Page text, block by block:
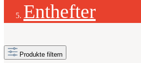
Enthefter
Produkte filtern